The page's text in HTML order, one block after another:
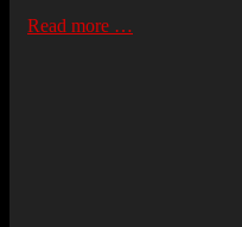
Read more …